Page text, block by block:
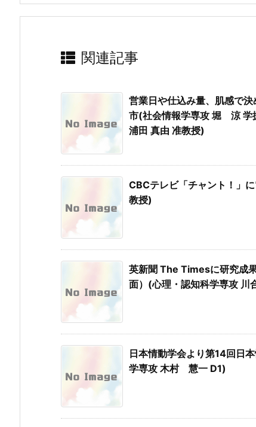
関連記事
営業日や仕込み量、肌感で
市(社会情報学専攻 堀 涼 学
浦田 真由 准教授)
CBCテレビ「チャント！」
教授)
英新聞 The Timesに研究成
面）(心理・認知科学専攻
日本情動学会より第14回日
学専攻 木村 慧一 D1)